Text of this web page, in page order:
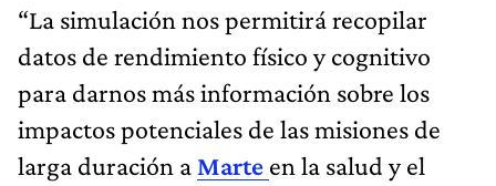
“La simulación nos permitirá recopilar
datos de rendimiento físico y cognitivo
para darnos más información sobre los
impactos potenciales de las misiones de
larga duración a Marte en la salud y el